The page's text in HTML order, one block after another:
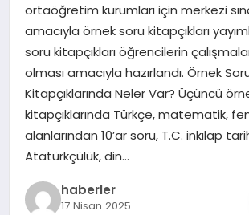
MAGAZIN
EĞITIM
ortaöğretim kurumları için merkezi
amacıyla örnek soru kitapçıkları
soru kitapçıkları öğrencilerin
olması amacıyla hazırlandı. Örnek
Kitapçıklarında Neler Var? Üçüncü
kitapçıklarında Türkçe, matematik,
alanlarından 10’ar soru, T.C. inkılap
Atatürkçülük, din…
haberler
17 Nisan 2025